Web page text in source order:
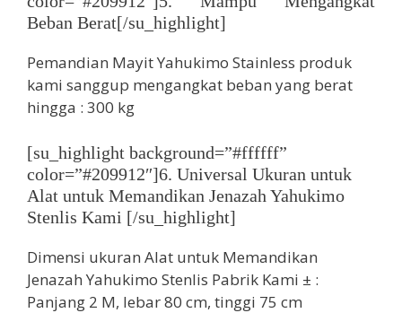
Beban Berat[/su_highlight]
Pemandian Mayit Yahukimo Stainless produk
kami sanggup mengangkat beban yang berat
hingga : 300 kg
[su_highlight background=”#ffffff”
color=”#209912″]6. Universal Ukuran untuk
Alat untuk Memandikan Jenazah Yahukimo
Stenlis Kami [/su_highlight]
Dimensi ukuran Alat untuk Memandikan
Jenazah Yahukimo Stenlis Pabrik Kami ± :
Panjang 2 M, lebar 80 cm, tinggi 75 cm